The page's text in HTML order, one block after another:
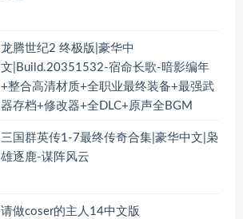
龙腾世纪2 终极版|豪华中
文|Build.20351532-宿命长歌-暗影编年
+整合高清材质+全职业最终装备+最强武
器存档+修改器+全DLC+原声全BGM
三国群英传1-7最终传奇合集|豪华中文|枭
雄逐鹿-谋阵风云
请做coser的主人14中文版